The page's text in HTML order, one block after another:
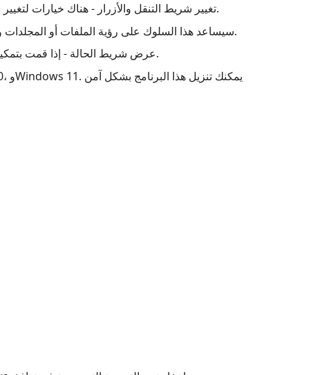
تغيير شريط التنقل والأزرار - هناك خيارات لتغيير شريط التنقل والأزرار. أحدهما هو تغيير شريط التنقل إلى شكل زجاجي والآخر عبارة عن أزرار دائرية للأمام والخلف.
جزء التفاصيل - يسمح لك امتداد الملف هذا بتنشيط جزء التفاصيل في مستكشف Windows. سيساعد هذا السلوك على رؤية الملفات أو المجلدات وخصائصها دون فتحها.
عرض شريط الحالة - إذا قمت بتمكين هذا الخيار، فيمكنك رؤيته في الصف السفلي للمستكشف. يعرض هذا تفاصيل العناصر التي يتم فتحها في الصفحة.